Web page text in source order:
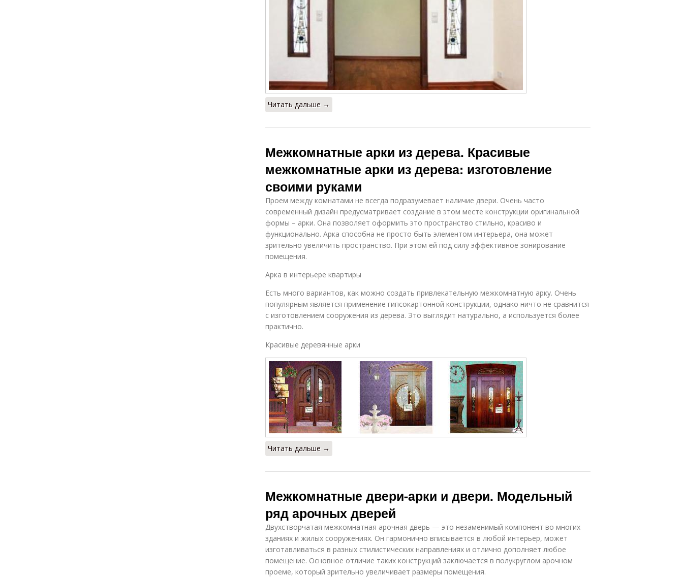
Читать дальше →
Межкомнатные арки из дерева. Красивые
межкомнатные арки из дерева: изготовление
своими руками
Проем между комнатами не всегда подразумевает наличие двери. Очень часто
современный дизайн предусматривает создание в этом месте конструкции оригинальной
формы – арки. Она позволяет оформить это пространство стильно, красиво и
функционально. Арка способна не просто быть элементом интерьера, она может
зрительно увеличить пространство. При этом ей под силу эффективное зонирование
помещения.
Арка в интерьере квартиры
Есть много вариантов, как можно создать привлекательную межкомнатную арку. Очень
популярным является применение гипсокартонной конструкции, однако ничто не сравнится
с изготовлением сооружения из дерева. Это выглядит натурально, а используется более
практично.
Красивые деревянные арки
Читать дальше →
Межкомнатные двери-арки и двери. Модельный
ряд арочных дверей
Двухстворчатая межкомнатная арочная дверь — это незаменимый компонент во многих
зданиях и жилых сооружениях. Он гармонично вписывается в любой интерьер, может
изготавливаться в разных стилистических направлениях и отлично дополняет любое
помещение. Основное отличие таких конструкций заключается в полукруглом арочном
проеме, который зрительно увеличивает размеры помещения.